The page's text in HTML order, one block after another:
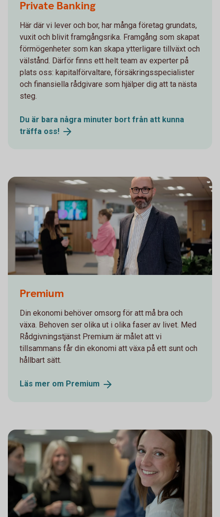
Private Banking
Här där vi lever och bor, har många företag grundats,
vuxit och blivit framgångsrika. Framgång som skapat
förmögenheter som kan skapa ytterligare tillväxt och
välstånd. Därför finns ett helt team av experter på
plats oss: kapitalförvaltare, försäkringsspecialister
och finansiella rådgivare som hjälper dig att ta nästa
steg.
Du är bara några minuter bort från att kunna
träffa oss!
Premium
Din ekonomi behöver omsorg för att må bra och
växa. Behoven ser olika ut i olika faser av livet. Med
Rådgivningstjänst Premium är målet att vi
tillsammans får din ekonomi att växa på ett sunt och
hållbart sätt.
Läs mer om Premium